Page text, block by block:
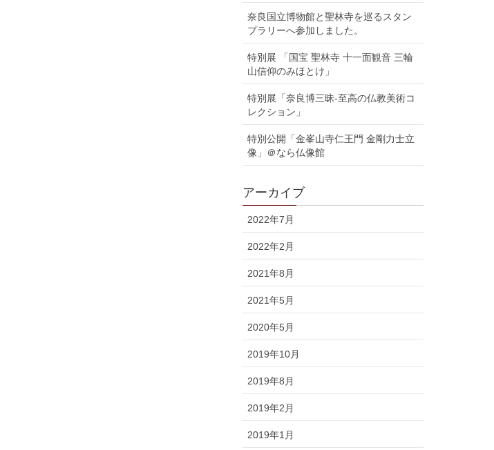
奈良国立博物館と聖林寺を巡るスタン
プラリーへ参加しました。
特別展 「国宝 聖林寺 十一面観音 三輪
山信仰のみほとけ」
特別展「奈良博三昧-至高の仏教美術コ
レクション」
特別公開「金峯山寺仁王門 金剛力士立
像」＠なら仏像館
アーカイブ
2022年7月
2022年2月
2021年8月
2021年5月
2020年5月
2019年10月
2019年8月
2019年2月
2019年1月